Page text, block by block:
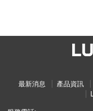
最新消息 產品資訊